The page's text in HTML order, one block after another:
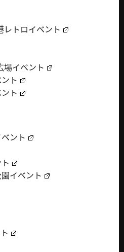
レトロイベント
場イベント
ト
ト
ント
イベント